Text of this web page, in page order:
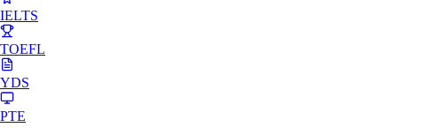
IELTS
TOEFL
YDS
PTE